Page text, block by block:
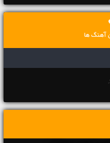
آهنگ ها